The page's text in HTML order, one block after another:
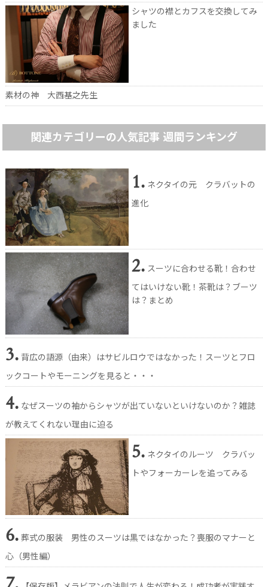
シャツの襟とカフスを交換してみ
ました
素材の神 大西基之先生
関連カテゴリーの人気記事 週間ランキング
1. ネクタイの元 クラバットの
進化
2. スーツに合わせる靴！合わせ
てはいけない靴！茶靴は？ブーツ
は？まとめ
3. 背広の語源（由来）はサビルロウではなかった！スーツとフロ
ックコートやモーニングを見ると・・・
4. なぜスーツの袖からシャツが出ていないといけないのか？雑誌
が教えてくれない理由に迫る
5. ネクタイのルーツ クラバッ
トやフォーカーレを追ってみる
6. 葬式の服装 男性のスーツは黒ではなかった？喪服のマナーと
心（男性編）